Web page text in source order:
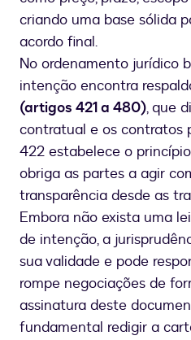
criando uma base sólida
acordo final.
No ordenamento jurídico
intenção encontra
(artigos 421 a 480), que
contratual e os contratos
422 estabelece o
obriga as partes a agir
transparência desde as
Embora não exista uma
de intenção, a
sua validade e pode
rompe negociações de
assinatura deste
fundamental redigir a